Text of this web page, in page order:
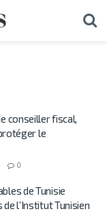
conseiller fiscal,
le
0
de Tunisie
l’Institut Tunisien